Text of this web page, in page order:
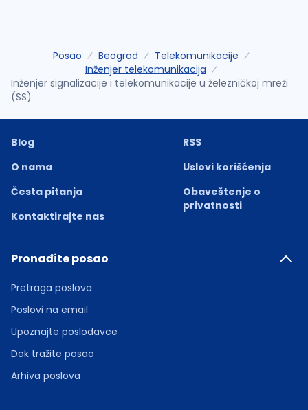
Posao Beograd
Telekomunikacije
Inženjer telekomunikacija
Inženjer signalizacije i telekomunikacije u železničkoj mreži
(SS)
Blog
O nama
Česta pitanja
Kontaktirajte nas
RSS
Uslovi korišćenja
Obaveštenje o
privatnosti
Pronađite posao
Pretraga poslova
Poslovi na email
Upoznajte poslodavce
Dok tražite posao
Arhiva poslova